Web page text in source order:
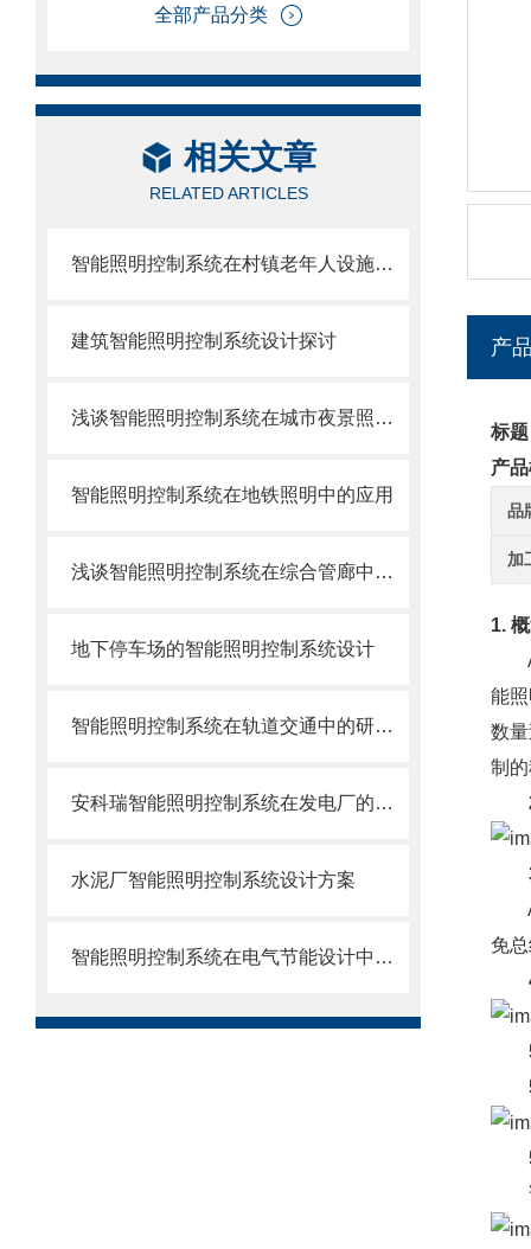
全部产品分类
相关文章
RELATED ARTICLES
智能照明控制系统在村镇老年人设施中的应用
建筑智能照明控制系统设计探讨
浅谈智能照明控制系统在城市夜景照明中的运用
智能照明控制系统在地铁照明中的应用
浅谈智能照明控制系统在综合管廊中的设计应用与研究
地下停车场的智能照明控制系统设计
智能照明控制系统在轨道交通中的研究及其应用
安科瑞智能照明控制系统在发电厂的应用探讨
水泥厂智能照明控制系统设计方案
智能照明控制系统在电气节能设计中的应用
产
标
产
品
加
1.
能
数
制
免
该